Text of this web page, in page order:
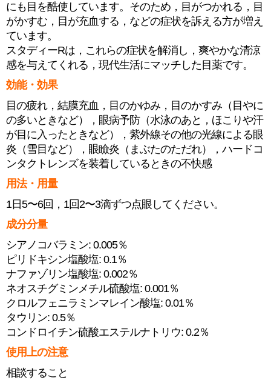
にも目を酷使しています。そのため，目がつかれる，目
がかすむ，目が充血する，などの症状を訴える方が増え
ています。
スタディーRは，これらの症状を解消し，爽やかな清涼
感を与えてくれる，現代生活にマッチした目薬です。
効能・効果
目の疲れ，結膜充血，目のかゆみ，目のかすみ（目やに
の多いときなど），眼病予防（水泳のあと，ほこりや汗
が目に入ったときなど），紫外線その他の光線による眼
炎（雪目など），眼瞼炎（まぶたのただれ），ハードコ
ンタクトレンズを装着しているときの不快感
用法・用量
1日5〜6回，1回2〜3滴ずつ点眼してください。
成分分量
シアノコバラミン: 0.005％
ピリドキシン塩酸塩: 0.1％
ナファゾリン塩酸塩: 0.002％
ネオスチグミンメチル硫酸塩: 0.001％
クロルフェニラミンマレイン酸塩: 0.01％
タウリン: 0.5％
コンドロイチン硫酸エステルナトリウ: 0.2％
使用上の注意
相談すること